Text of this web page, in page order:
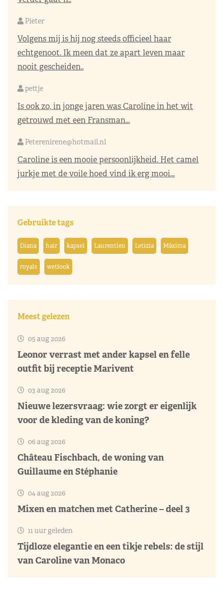
Pieter
Volgens mij is hij nog steeds officieel haar
echtgenoot. Ik meen dat ze apart leven maar
nooit gescheiden..
pettje
Is ook zo, in jonge jaren was Caroline in het wit
getrouwd met een Fransman...
Peterenirene@hotmail.nl
Caroline is een mooie persoonlijkheid. Het camel
jurkje met de voile hoed vind ik erg mooi...
Gebruikte tags
Diana hair kapsel Laurentien Letizia Máxima
royals wetlook
Meest gelezen
05 aug 2026
Leonor verrast met ander kapsel en felle
outfit bij receptie Marivent
03 aug 2026
Nieuwe lezersvraag: wie zorgt er eigenlijk
voor de kleding van de koning?
06 aug 2026
Château Fischbach, de woning van
Guillaume en Stéphanie
04 aug 2026
Mixen en matchen met Catherine – deel 3
11 uur geleden
Tijdloze elegantie en een tikje rebels: de stijl
van Caroline van Monaco